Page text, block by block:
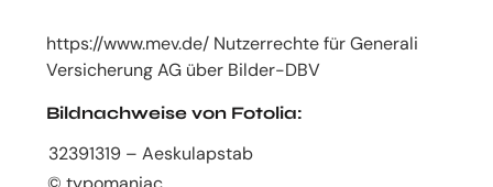
https://www.mev.de/ Nutzerrechte für Generali
Versicherung AG über Bilder-DBV
Bildnachweise von Fotolia:
32391319 – Aeskulapstab